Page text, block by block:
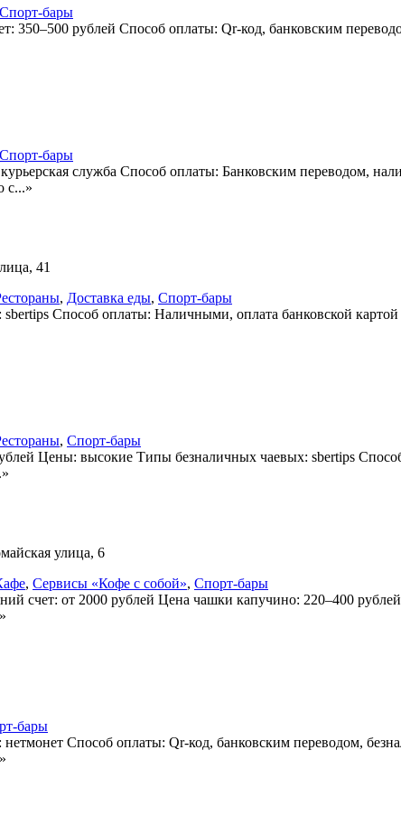
Спорт-бары
350–500 рублей Способ оплаты: Qr-код, банковским
Спорт-бары
служба Способ оплаты: Банковским переводом,
с...»
41
, Доставка еды, Спорт-бары
Способ оплаты: Наличными, оплата банковской
, Спорт-бары
Цены: высокие Типы безналичных чаевых: sbertips
улица, 6
, Сервисы «Кофе с собой», Спорт-бары
счет: от 2000 рублей Цена чашки капучино: 220–400
бары
Способ оплаты: Qr-код, банковским переводом,